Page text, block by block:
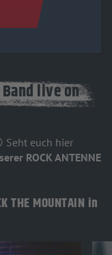
Band live on
Seht euch hier
ROCK ANTENNE
THE MOUNTAIN in